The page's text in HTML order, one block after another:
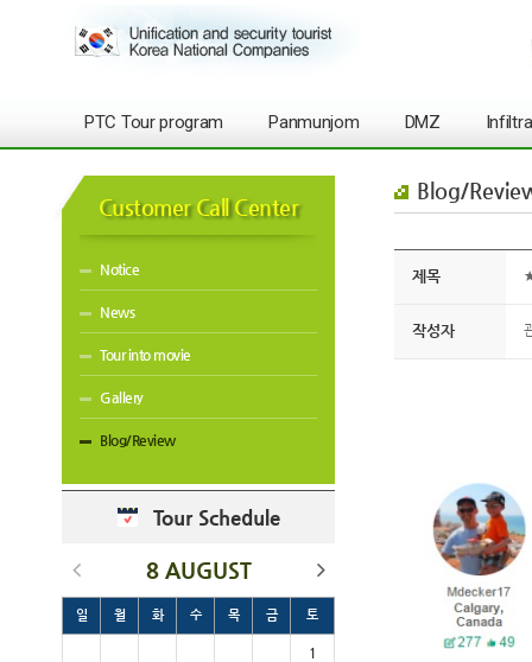
PTC Tour program Panmunjom DMZ
Customer Call Center
Notice
News
Tour into movie
Gallery
Blog/Review
Tour Schedule
8 AUGUST
일 월 화 수 목 금 토
1
Blog/
제목
작성자